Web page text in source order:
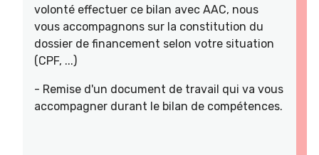
volonté effectuer ce bilan avec AAC, nous
vous accompagnons sur la constitution du
dossier de financement selon votre situation
(CPF, ...)
- Remise d'un document de travail qui va vous
accompagner durant le bilan de compétences.